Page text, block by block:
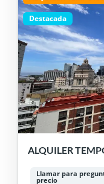
Destacada
ALQUILER
Llamar para
precio